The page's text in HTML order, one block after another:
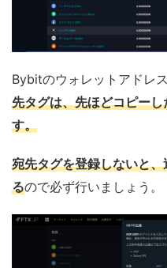
Bybitのウォレットアドレ
先タグは、先ほどコピーし
す。
宛先タグを登録しないと
るので必ず行いましょう。